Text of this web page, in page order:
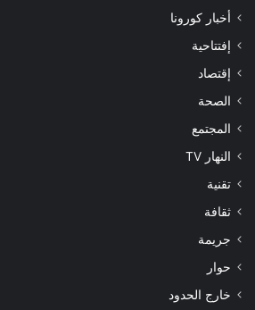
أخبار كورونا
إفتتاحية
إقتصاد
الصحة
المجتمع
النهار TV
تقنية
ثقافة
جريمة
حوار
خارج الحدود